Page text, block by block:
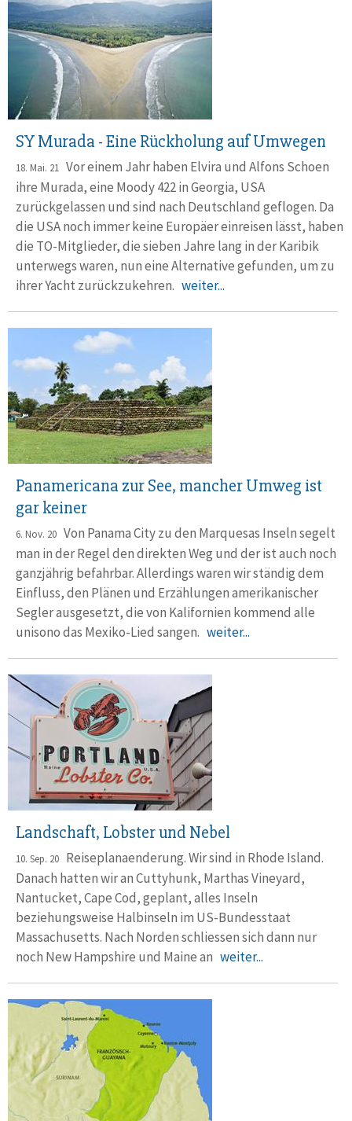
SY Murada - Eine Rückholung auf Umwegen
18. Mai. 21 Vor einem Jahr haben Elvira und Alfons Schoen
ihre Murada, eine Moody 422 in Georgia, USA
zurückgelassen und sind nach Deutschland geflogen. Da
die USA noch immer keine Europäer einreisen lässt, haben
die TO-Mitglieder, die sieben Jahre lang in der Karibik
unterwegs waren, nun eine Alternative gefunden, um zu
ihrer Yacht zurückzukehren. weiter...
Panamericana zur See, mancher Umweg ist
gar keiner
6. Nov. 20 Von Panama City zu den Marquesas Inseln segelt
man in der Regel den direkten Weg und der ist auch noch
ganzjährig befahrbar. Allerdings waren wir ständig dem
Einfluss, den Plänen und Erzählungen amerikanischer
Segler ausgesetzt, die von Kalifornien kommend alle
unisono das Mexiko-Lied sangen. weiter...
Landschaft, Lobster und Nebel
10. Sep. 20 Reiseplanaenderung. Wir sind in Rhode Island.
Danach hatten wir an Cuttyhunk, Marthas Vineyard,
Nantucket, Cape Cod, geplant, alles Inseln
beziehungsweise Halbinseln im US-Bundesstaat
Massachusetts. Nach Norden schliessen sich dann nur
noch New Hampshire und Maine an weiter...